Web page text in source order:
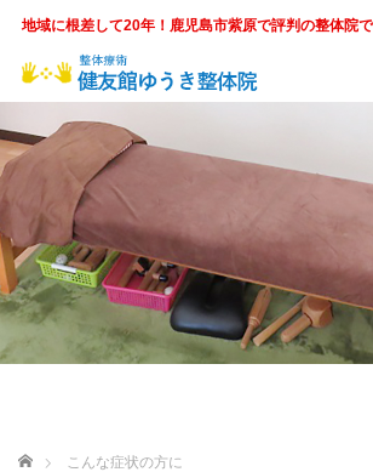
地域に根差して20年！鹿児島市紫原で評判の整体院で
ホーム こんな症状の方に